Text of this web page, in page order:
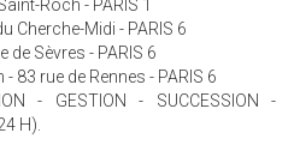
Roch - PARIS 1
Cherche-Midi - PARIS 6
de Sèvres - PARIS 6
83 rue de Rennes - PARIS 6
- GESTION - SUCCESSION -
H).